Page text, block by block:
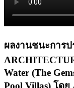
ผลงานชนะการป
Water (The
Pool Villas) โดย